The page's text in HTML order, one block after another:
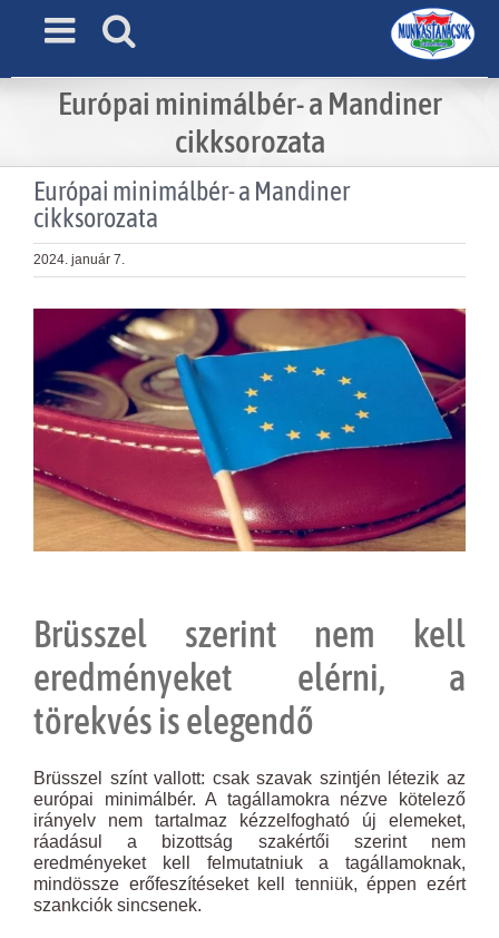
Európai minimálbér- a Mandiner
cikksorozata
Európai minimálbér- a Mandiner
cikksorozata
2024. január 7.
Larger
Image
Brüsszel szerint nem kell
eredményeket elérni, a
törekvés is elegendő
Brüsszel színt vallott: csak szavak szintjén létezik az
európai minimálbér. A tagállamokra nézve kötelező
irányelv nem tartalmaz kézzelfogható új elemeket,
ráadásul a bizottság szakértői szerint nem
eredményeket kell felmutatniuk a tagállamoknak,
mindössze erőfeszítéseket kell tenniük, éppen ezért
szankciók sincsenek.